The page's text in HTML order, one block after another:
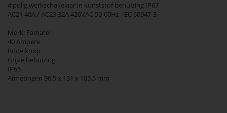
4 polig werkschakelaar in kunststof behuizing IP67
AC21 40A / AC23 32A 420VAC 50-60Hz. IEC 60947-3
Merk: Famatel
40 Ampere
Rode knop
Grijze behuizing
IP65
Afmetingen 96,5 x 131 x 105.5 mm